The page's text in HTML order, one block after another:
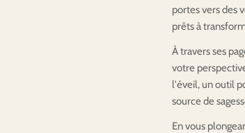
portes vers des
prêts à
À travers ses
votre
l'éveil, un outil
source de
En vous